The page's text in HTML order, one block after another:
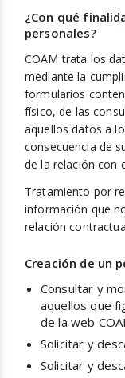
¿Con qué
personales?
COAM trata los
mediante la
formularios
físico, de las
aquellos datos a
consecuencia de
de la relación con
Tratamiento por
información que
relación
Creación de un
Consultar y
aquellos que
de la web
Solicitar y
Solicitar y